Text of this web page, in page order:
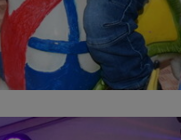
Zweck
Cookie
Cookie